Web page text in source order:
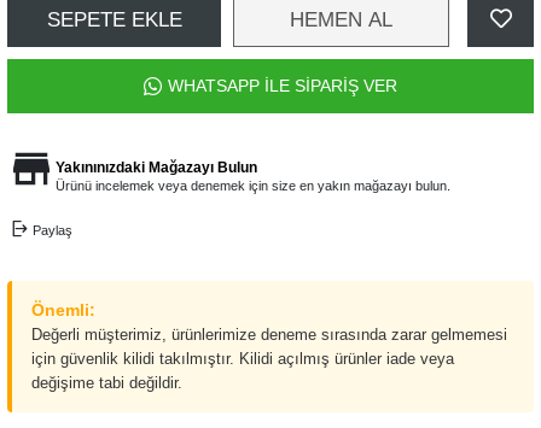
SEPETE EKLE HEMEN AL
WHATSAPP İLE SİPARİŞ VER
Yakınınızdaki Mağazayı Bulun
Ürünü incelemek veya denemek için size en yakın mağazayı bulun.
Paylaş
Önemli:
Değerli müşterimiz, ürünlerimize deneme sırasında zarar gelmemesi
için güvenlik kilidi takılmıştır. Kilidi açılmış ürünler iade veya
değişime tabi değildir.